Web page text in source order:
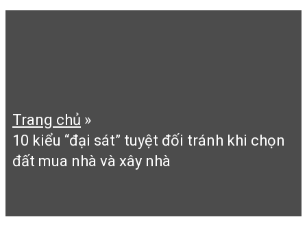
Trang chủ »
10 kiểu “đại sát” tuyệt đối tránh khi chọn
đất mua nhà và xây nhà